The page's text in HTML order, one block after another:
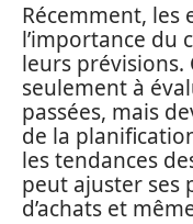
Récemment,
l’importance du
leurs prévisions.
seulement à
passées, mais
de la
les tendances
peut ajuster ses
d’achats et